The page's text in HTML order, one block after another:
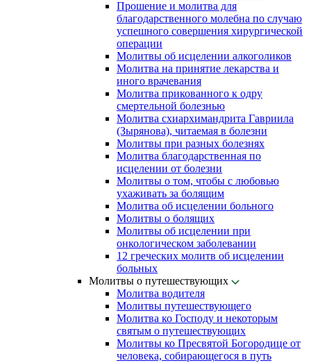
Прошение и молитва для
благодарственного молебна по случаю
успешного совершения хирургической
операции
Молитвы об исцелении алкоголиков
Молитва на принятие лекарства и
иного врачевания
Молитва прикованного к одру
смертельной болезнью
Молитва схиархимандрита Гавриила
(Зырянова), читаемая в болезни
Молитвы при разных болезнях
Молитва благодарственная по
исцелении от болезни
Молитвы о том, чтобы с любовью
ухаживать за болящим
Молитва об исцелении больного
Молитвы о болящих
Молитвы об исцелении при
онкологическом заболевании
12 греческих молитв об исцелении
больных
Молитвы о путешествующих
Молитва водителя
Молитвы путешествующего
Молитва ко Господу и некоторым
святым о путешествующих
Молитвы ко Пресвятой Богородице от
человека, собирающегося в путь